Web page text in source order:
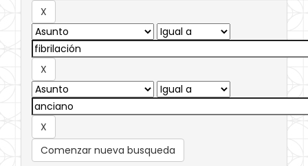
Comenzar nueva busqueda